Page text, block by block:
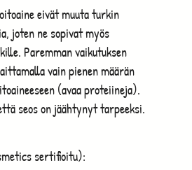
eivät muuta turkin
joten ne sopivat myös
Paremman vaikutuksen
vain pienen määrän
(avaa proteiineja).
seos on jäähtynyt tarpeeksi.
sertifioitu):